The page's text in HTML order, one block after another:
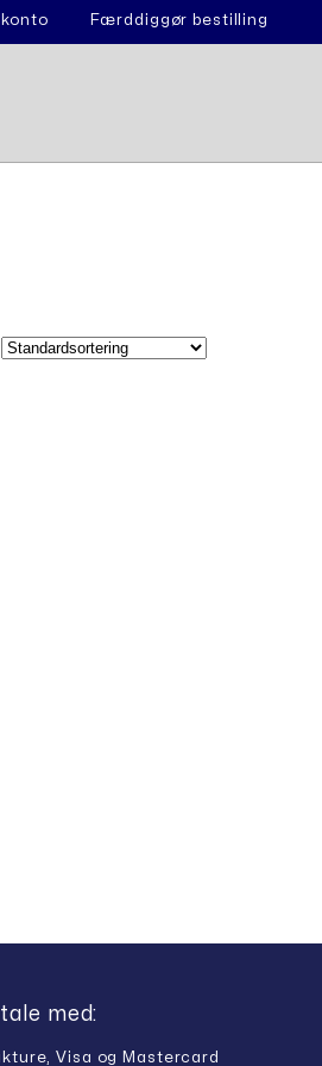
konto Færddiggør bestilling
med:
Visa og Mastercard